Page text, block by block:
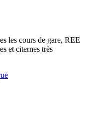
les cours de gare, REE
et citernes très